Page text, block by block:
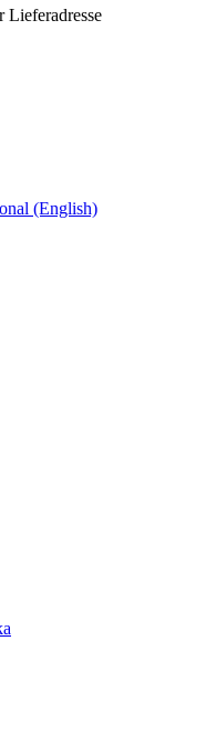
Lieferadresse
(English)